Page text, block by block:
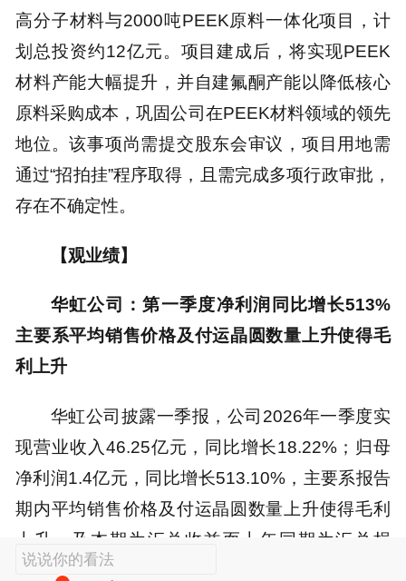
高分子材料与2000吨PEEK原料一体化项目，计
划总投资约12亿元。项目建成后，将实现PEEK
材料产能大幅提升，并自建氟酮产能以降低核心
原料采购成本，巩固公司在PEEK材料领域的领先
地位。该事项尚需提交股东会审议，项目用地需
通过“招拍挂”程序取得，且需完成多项行政审批，
存在不确定性。
【观业绩】
华虹公司：第一季度净利润同比增长513%
主要系平均销售价格及付运晶圆数量上升使得毛
利上升
华虹公司披露一季报，公司2026年一季度实
现营业收入46.25亿元，同比增长18.22%；归母
净利润1.4亿元，同比增长513.10%，主要系报告
期内平均销售价格及付运晶圆数量上升使得毛利
上升，及本期为汇兑收益而上年同期为汇兑损
失。2026年第二季度，预计销售收入约在6.9亿美
说说你的看法